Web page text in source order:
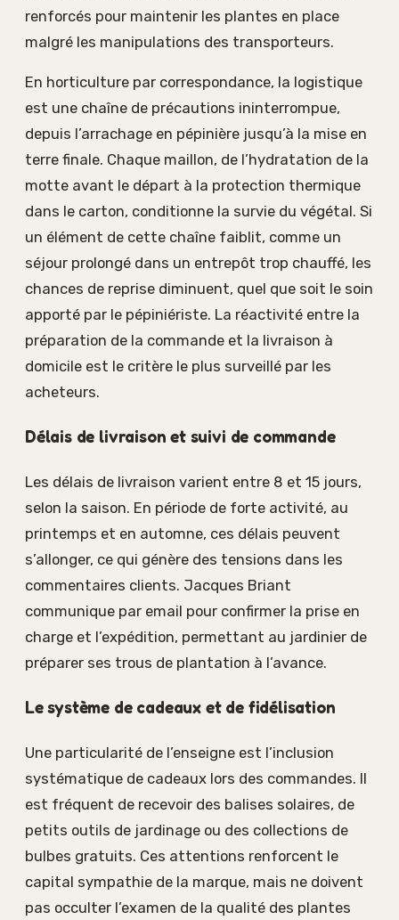
renforcés pour maintenir les plantes en place
malgré les manipulations des transporteurs.
En horticulture par correspondance, la logistique
est une chaîne de précautions ininterrompue,
depuis l’arrachage en pépinière jusqu’à la mise en
terre finale. Chaque maillon, de l’hydratation de la
motte avant le départ à la protection thermique
dans le carton, conditionne la survie du végétal. Si
un élément de cette chaîne faiblit, comme un
séjour prolongé dans un entrepôt trop chauffé, les
chances de reprise diminuent, quel que soit le soin
apporté par le pépiniériste. La réactivité entre la
préparation de la commande et la livraison à
domicile est le critère le plus surveillé par les
acheteurs.
Délais de livraison et suivi de commande
Les délais de livraison varient entre 8 et 15 jours,
selon la saison. En période de forte activité, au
printemps et en automne, ces délais peuvent
s’allonger, ce qui génère des tensions dans les
commentaires clients. Jacques Briant
communique par email pour confirmer la prise en
charge et l’expédition, permettant au jardinier de
préparer ses trous de plantation à l’avance.
Le système de cadeaux et de fidélisation
Une particularité de l’enseigne est l’inclusion
systématique de cadeaux lors des commandes. Il
est fréquent de recevoir des balises solaires, de
petits outils de jardinage ou des collections de
bulbes gratuits. Ces attentions renforcent le
capital sympathie de la marque, mais ne doivent
pas occulter l’examen de la qualité des plantes